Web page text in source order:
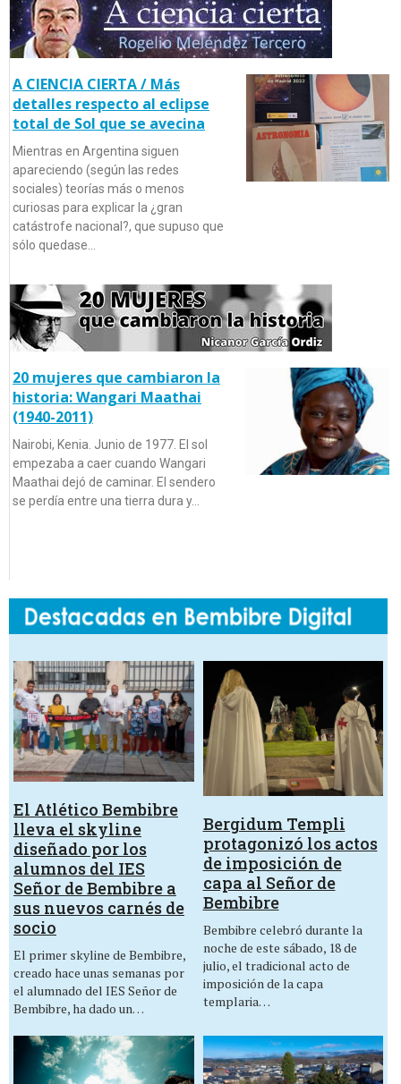
A CIENCIA CIERTA / Más
detalles respecto al eclipse
total de Sol que se avecina
Mientras en Argentina siguen
apareciendo (según las redes
sociales) teorías más o menos
curiosas para explicar la ¿gran
catástrofe nacional?, que supuso que
sólo quedase…
20 mujeres que cambiaron la
historia: Wangari Maathai
(1940-2011)
Nairobi, Kenia. Junio de 1977. El sol
empezaba a caer cuando Wangari
Maathai dejó de caminar. El sendero
se perdía entre una tierra dura y…
El Atlético Bembibre
lleva el skyline
diseñado por los
alumnos del IES
Señor de Bembibre a
sus nuevos carnés de
socio
El primer skyline de Bembibre,
creado hace unas semanas por
el alumnado del IES Señor de
Bembibre, ha dado un…
Bergidum Templi
protagonizó los actos
de imposición de
capa al Señor de
Bembibre
Bembibre celebró durante la
noche de este sábado, 18 de
julio, el tradicional acto de
imposición de la capa
templaria…